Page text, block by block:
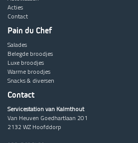
Acties
Contact
Pain du Chef
Salades
Belegde broodjes
Luxe broodjes
Warme broodjes
Snacks & diversen
Contact
Servicestation van Kalmthout
Van Heuven Goedhartlaan 201
2132 WZ Hoofddorp